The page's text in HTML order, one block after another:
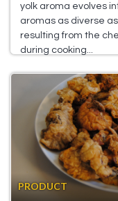
yolk aroma evolves
aromas as diverse
resulting from the
during cooking...
PRODUCT